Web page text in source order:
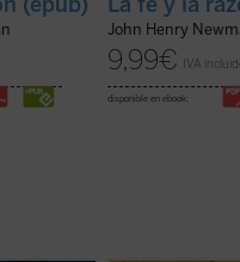
John Henry
9,99€ IVA
disponible en ebook: